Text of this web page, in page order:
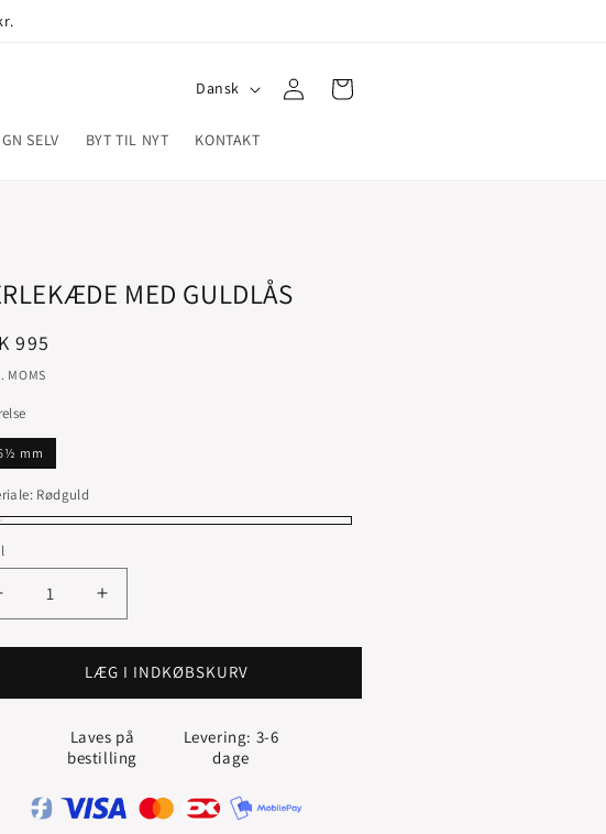
SELV BYT TIL NYT KONTAKT
Dansk
Log
ind
Indkøbskurv
MED GULDLÅS
995
MOMS
mm
Rødguld
Reducer
PERLEKÆDE
Øg
antallet
for
PERLEKÆDE
MED
LÆG I INDKØBSKURV
Laves på
bestilling
Levering: 3-6
dage